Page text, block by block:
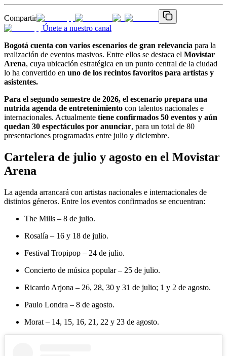
Compartir
Únete a nuestro canal
Bogotá cuenta con varios escenarios de gran relevancia para la
realización de eventos masivos. Entre ellos se destaca el Movistar
Arena, cuya ubicación estratégica en un punto central de la ciudad
lo ha convertido en uno de los recintos favoritos para artistas y
asistentes.
Para el segundo semestre de 2026, el escenario prepara una
nutrida agenda de entretenimiento con talentos nacionales e
internacionales. Actualmente tiene confirmados 50 eventos y aún
quedan 30 espectáculos por anunciar, para un total de 80
presentaciones programadas entre julio y diciembre.
Cartelera de julio y agosto en el Movistar
Arena
La agenda arrancará con artistas nacionales e internacionales de
distintos géneros. Entre los eventos confirmados se encuentran:
The Mills – 8 de julio.
Rosalía – 16 y 18 de julio.
Festival Tropipop – 24 de julio.
Concierto de música popular – 25 de julio.
Ricardo Arjona – 26, 28, 30 y 31 de julio; 1 y 2 de agosto.
Paulo Londra – 8 de agosto.
Morat – 14, 15, 16, 21, 22 y 23 de agosto.